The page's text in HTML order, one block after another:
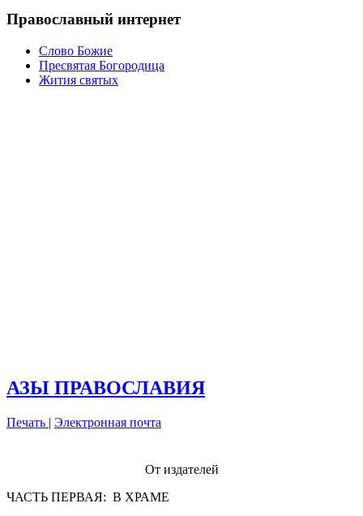
Православный интернет
Слово Божие
Пресвятая Богородица
Жития святых
АЗЫ ПРАВОСЛАВИЯ
Печать | Электронная почта
От издателей
ЧАСТЬ ПЕРВАЯ: В ХРАМЕ